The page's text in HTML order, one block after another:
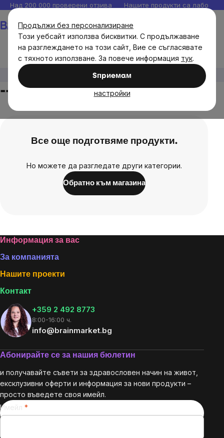
Продължи без персонализиране
Този уебсайт използва бисквитки. С продължаване
на разглеждането на този сайт, Вие се съгласявате
с тяхното използване. За повече информация тук.
Sпpиeмaм
настройки
Прескочи
към
съдържанието
Над 200 000 проверени отзива Нашите продукти са
--
Все още подготвяме продукти.
Но можете да разгледате други категории.
Обратно към магазина
Footer
Информация за вас
За компанията
Нашите проекти
Контакт
+359 2 492 8773
8:00-16:00 ч.
info@brainmarket.bg
Абонирайте се за нашия бюлетин
и получавайте съвети за здравословен начин на живот,
ексклузивни оферти и информация за нови продукти –
просто въведете своя имейл.
Имейл